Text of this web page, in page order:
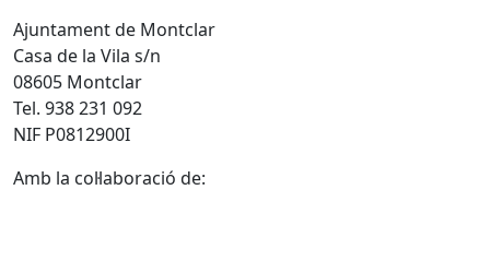
Ajuntament de Montclar
Casa de la Vila s/n
08605 Montclar
Tel. 938 231 092
NIF P0812900I
Amb la col·laboració de: